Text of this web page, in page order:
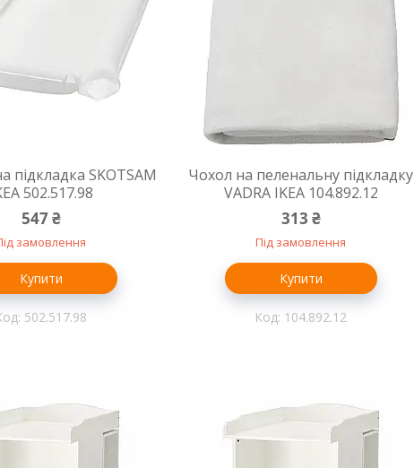
підкладка SKOTSAM
502.517.98
547 ₴
замовлення
Купити
502.517.98
Чохол на пеленальну підкладку
VADRA IKEA 104.892.12
313 ₴
Під замовлення
Купити
104.892.12